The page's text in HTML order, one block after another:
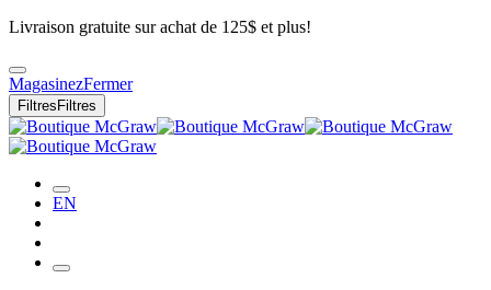
Livraison gratuite sur achat de 125$ et plus!
MagasinezFermer
Filtres Filtres
EN